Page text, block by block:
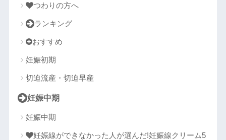
つわりの方へ
ランキング
おすすめ
妊娠初期
切迫流産・切迫早産
妊娠中期
妊娠中期
妊娠線ができなかった人が選んだ!妊娠線クリーム5